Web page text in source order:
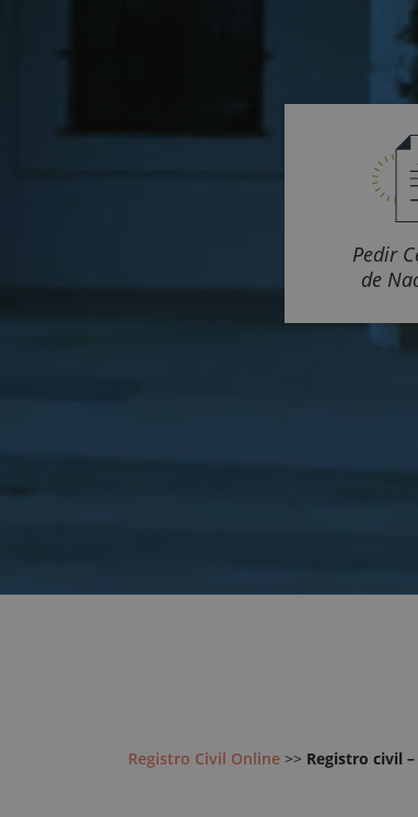
Pedir
de
Registro Civil Online >> Registro civil